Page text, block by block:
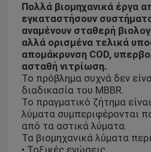
Πολλά βιομηχανικά έργα
εγκαταστήσουν
αναμένουν σταθερή
αλλά ορισμένα τελικά
απομάκρυνση COD,
ασταθή νιτρίωση.
Το πρόβλημα συχνά δεν
διαδικασία του MBBR.
Το πραγματικό ζήτημα
λύματα συμπεριφέρονται
από τα αστικά λύματα.
Τα βιομηχανικά λύματα